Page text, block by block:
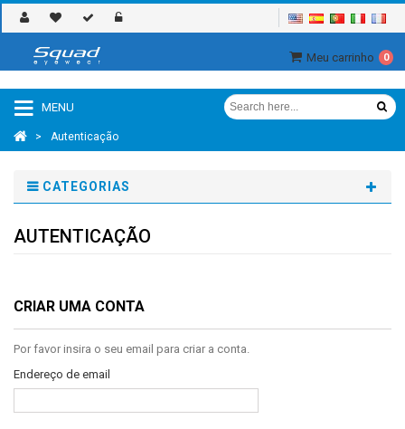
Meu carrinho 0
MENU
> Autenticação
CATEGORIAS
AUTENTICAÇÃO
CRIAR UMA CONTA
Por favor insira o seu email para criar a conta.
Endereço de email